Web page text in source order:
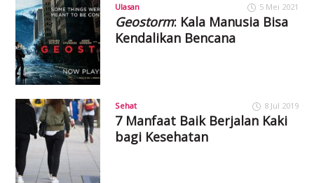
Ulasan 5 Mei 2021
Geostorm: Kala Manusia Bisa
Kendalikan Bencana
Sehat 8 Jul 2019
7 Manfaat Baik Berjalan Kaki
bagi Kesehatan